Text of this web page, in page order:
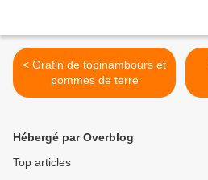
< Gratin de topinambours et
pommes de terre
Hébergé par Overblog
Top articles